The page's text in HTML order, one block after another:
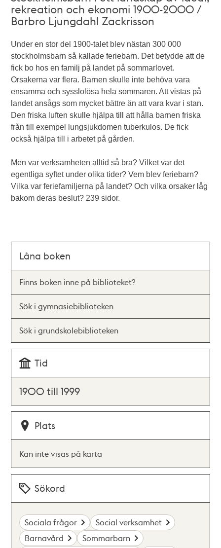
rekreation och ekonomi 1900-2000 /
Barbro Ljungdahl Zackrisson
Under en stor del 1900-talet blev nästan 300 000
stockholmsbarn så kallade feriebarn. Det betydde att de
fick bo hos en familj på landet på sommarlovet.
Orsakerna var flera. Barnen skulle inte behöva vara
ensamma och sysslolösa hela sommaren. Att vistas på
landet ansågs som mycket bättre än att vara kvar i stan.
Den friska luften skulle hjälpa till att hålla barnen friska
från till exempel lungsjukdomen tuberkulos. De fick
också hjälpa till i arbetet på gården.
Men var verksamheten alltid så bra? Vilket var det
egentliga syftet under olika tider? Vem blev feriebarn?
Vilka var feriefamiljerna på landet? Och vilka orsaker låg
bakom deras beslut? 239 sidor.
Låna boken
Finns boken inne på biblioteket?
Sök i gymnasiebiblioteken
Sök i grundskolebiblioteken
Tid
1900 till 1999
Plats
Kan inte visas på karta
Sökord
Sociala frågor
Social verksamhet
Barnavård
Sommarbarn